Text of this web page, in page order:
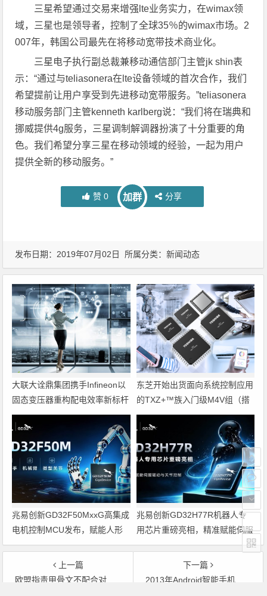
三星希望通过交易来增强lte业务实力，在wimax领
域，三星也是领导者，控制了全球35％的wimax市场。2
007年，韩国公司最先在将移动宽带技术商业化。
三星电子执行副总裁兼移动通信部门主管jk shin表
示：“通过与teliasonera在lte设备领域的首次合作，我们
希望提前让用户享受到先进移动宽带服务。”teliasonera
移动服务部门主管kenneth karlberg说：“我们将在瑞典和
挪威提供4g服务，三星调制解调器扮演了十分重要的角
色。我们希望分享三星在移动领域的经验，一起为用户
提供全新的移动服务。”
赞 0 加群 分享
发布日期：2019年07月02日 所属分类：新闻动态
大联大诠鼎集团携手Infineon以
固态变压器重构配电效率新标杆
东芝开始出货面向系统控制应用
的TXZ+™族入门级M4V组（搭
载Arm Cortex‑M4内核的标准微
控制器）工程样品
兆易创新GD32F50MxxG高集成
电机控制MCU发布，赋能人形
机器人关节驱动革新
兆易创新GD32H77R机器人专
用芯片重磅亮相，精准赋能伺服
驱动与关节控制
上一篇
欧盟指责甲骨文不配合对它收购Sun的调查
下一篇
2013年Android智能手机出货量将达3200万部